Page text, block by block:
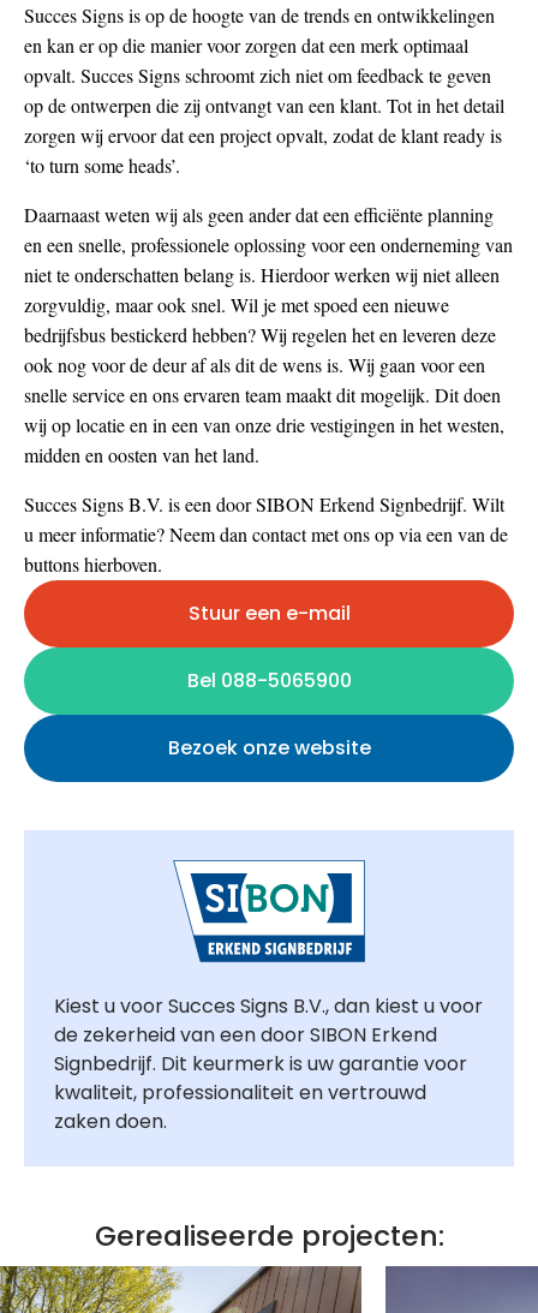
Succes Signs is op de hoogte van de trends en ontwikkelingen
en kan er op die manier voor zorgen dat een merk optimaal
opvalt. Succes Signs schroomt zich niet om feedback te geven
op de ontwerpen die zij ontvangt van een klant. Tot in het detail
zorgen wij ervoor dat een project opvalt, zodat de klant ready is
‘to turn some heads’.
Daarnaast weten wij als geen ander dat een efficiënte planning
en een snelle, professionele oplossing voor een onderneming van
niet te onderschatten belang is. Hierdoor werken wij niet alleen
zorgvuldig, maar ook snel. Wil je met spoed een nieuwe
bedrijfsbus bestickerd hebben? Wij regelen het en leveren deze
ook nog voor de deur af als dit de wens is. Wij gaan voor een
snelle service en ons ervaren team maakt dit mogelijk. Dit doen
wij op locatie en in een van onze drie vestigingen in het westen,
midden en oosten van het land.
Succes Signs B.V. is een door SIBON Erkend Signbedrijf. Wilt
u meer informatie? Neem dan contact met ons op via een van de
buttons hierboven.
Stuur een e-mail
Bel 088-5065900
Bezoek onze website
Kiest u voor Succes Signs B.V., dan kiest u voor
de zekerheid van een door SIBON Erkend
Signbedrijf. Dit keurmerk is uw garantie voor
kwaliteit, professionaliteit en vertrouwd
zaken doen.
Gerealiseerde projecten: